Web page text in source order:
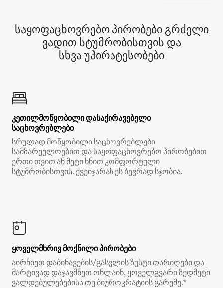
საყოფაცხოვრებო პირობები გრძელი
ვადით სტუმრობისთვის და
სხვა უპირატესობები
კეთილმოწყობილი დასაქირავებელი
საცხოვრებლები
სრულად მოწყობილი საცხოვრებლები
სამზარეულოებით და საყოფაცხოვრებო პირობებით
ერთი თვით ან მეტი ხნით კომფორტული
სტუმრობისთვის. ქვეიჯარას ეს ბევრად სჯობია.
ყოველმხრივ მოქნილი პირობები
აირჩიეთ დაბინავების/გასვლის ზუსტი თარიღები და
მარტივად დაჯავშნეთ ონლაინ, ყოველგვარი ზედმეტი
ვალდებულებებისა თუ ბიუროკრატიის გარეშე.*